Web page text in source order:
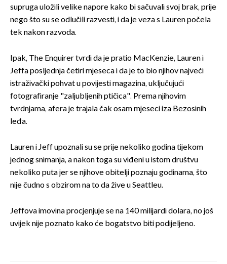
supruga uložili velike napore kako bi sačuvali svoj brak, prije
nego što su se odlučili razvesti, i da je veza s Lauren počela
tek nakon razvoda.
Ipak, The Enquirer tvrdi da je pratio MacKenzie, Lauren i
Jeffa posljednja četiri mjeseca i da je to bio njihov najveći
istraživački pohvat u povijesti magazina, uključujući
fotografiranje "zaljubljenih ptičica". Prema njihovim
tvrdnjama, afera je trajala čak osam mjeseci iza Bezosinih
leđa.
Lauren i Jeff upoznali su se prije nekoliko godina tijekom
jednog snimanja, a nakon toga su viđeni u istom društvu
nekoliko puta jer se njihove obitelji poznaju godinama, što
nije čudno s obzirom na to da žive u Seattleu.
Jeffova imovina procjenjuje se na 140 milijardi dolara, no još
uvijek nije poznato kako će bogatstvo biti podijeljeno.